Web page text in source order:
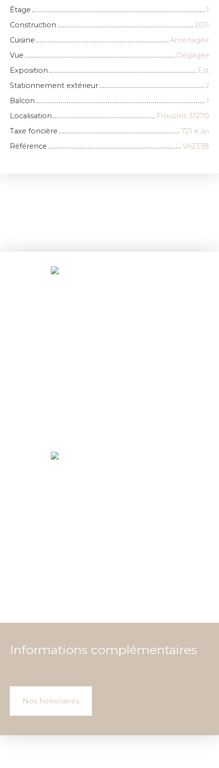
Étage
1
Construction
2011
Cuisine
Aménagée
Vue
Dégagée
Exposition
Est
Stationnement extérieur
2
Balcon
1
Localisation
Frouzins 31270
Taxe foncière
721 € /an
Référence VA2338
Informations complémentaires
Nos honoraires